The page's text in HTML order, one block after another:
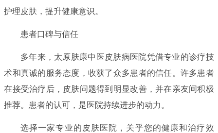
护理皮肤，提升健康意识。
患者口碑与信任
多年来，太原肤康中医皮肤病医院凭借专业的诊疗技
术和真诚的服务态度，收获了众多患者的信任。许多患者
在接受治疗后，皮肤问题得到明显改善，并在亲友间积极
推荐。患者的认可，是医院持续进步的动力。
选择一家专业的皮肤医院，关乎您的健康和治疗效